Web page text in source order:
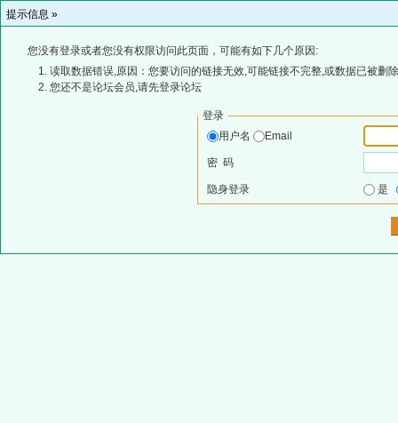
提示信息 »
您没有登录或者您没有权限访问此页面，可能有如下几个原因:
读取数据错误,原因：您要访问的链接无效,可能链接不完整,或数据已被删
您还不是论坛会员,请先登录论坛
登录
用户名
Email
密 码
隐身登录 是